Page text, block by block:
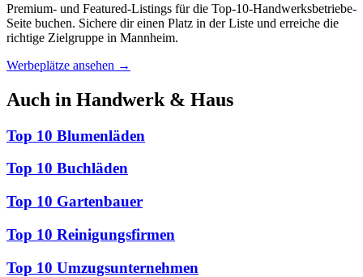
Premium- und Featured-Listings für die Top-10-Handwerksbetriebe-
Seite buchen. Sichere dir einen Platz in der Liste und erreiche die
richtige Zielgruppe in Mannheim.
Werbeplätze ansehen →
Auch in Handwerk & Haus
Top 10 Blumenläden
Top 10 Buchläden
Top 10 Gartenbauer
Top 10 Reinigungsfirmen
Top 10 Umzugsunternehmen